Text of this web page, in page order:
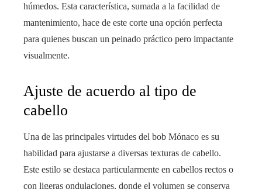
húmedos. Esta característica, sumada a la facilidad de
mantenimiento, hace de este corte una opción perfecta
para quienes buscan un peinado práctico pero impactante
visualmente.
Ajuste de acuerdo al tipo de
cabello
Una de las principales virtudes del bob Mónaco es su
habilidad para ajustarse a diversas texturas de cabello.
Este estilo se destaca particularmente en cabellos rectos o
con ligeras ondulaciones, donde el volumen se conserva